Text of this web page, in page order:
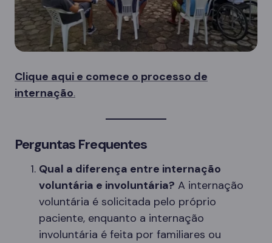
Clique aqui e comece o processo de
internação.
Perguntas Frequentes
Qual a diferença entre internação
voluntária e involuntária? A internação
voluntária é solicitada pelo próprio
paciente, enquanto a internação
involuntária é feita por familiares ou